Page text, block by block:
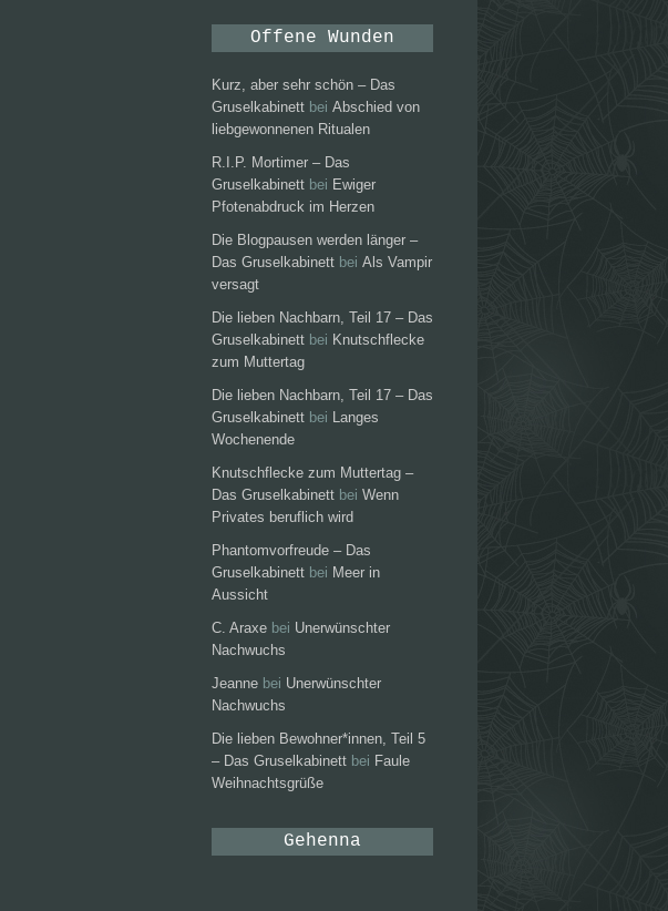
Offene Wunden
Kurz, aber sehr schön – Das
Gruselkabinett bei Abschied von
liebgewonnenen Ritualen
R.I.P. Mortimer – Das
Gruselkabinett bei Ewiger
Pfotenabdruck im Herzen
Die Blogpausen werden länger –
Das Gruselkabinett bei Als Vampir
versagt
Die lieben Nachbarn, Teil 17 – Das
Gruselkabinett bei Knutschflecke
zum Muttertag
Die lieben Nachbarn, Teil 17 – Das
Gruselkabinett bei Langes
Wochenende
Knutschflecke zum Muttertag –
Das Gruselkabinett bei Wenn
Privates beruflich wird
Phantomvorfreude – Das
Gruselkabinett bei Meer in
Aussicht
C. Araxe bei Unerwünschter
Nachwuchs
Jeanne bei Unerwünschter
Nachwuchs
Die lieben Bewohner*innen, Teil 5
– Das Gruselkabinett bei Faule
Weihnachtsgrüße
Gehenna